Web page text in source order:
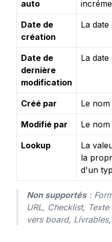
auto
Date de
création
La
Date de
dernière
modification
La
Créé par Le
Modifié par Le
Lookup
La
la
d'un
Non supportés :
URL, Checklist,
vers board,